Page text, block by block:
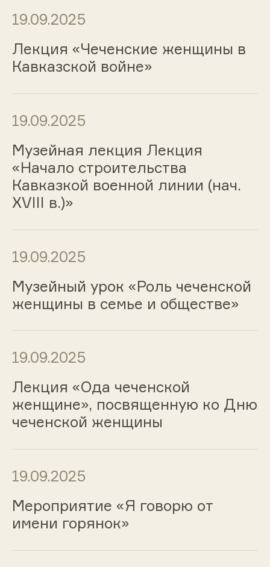
19.09.2025
Лекция «Чеченские женщины в
Кавказской войне»
19.09.2025
Музейная лекция Лекция
«Начало строительства
Кавказкой военной линии (нач.
XVIII в.)»
19.09.2025
Музейный урок «Роль чеченской
женщины в семье и обществе»
19.09.2025
Лекция «Ода чеченской
женщине», посвященную ко Дню
чеченской женщины
19.09.2025
Мероприятие «Я говорю от
имени горянок»